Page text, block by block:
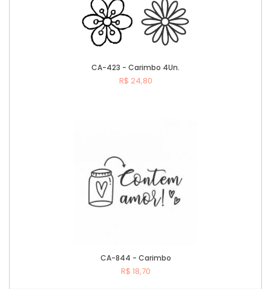
CA-423 - Carimbo 4Un.
R$ 24,80
CA-844 - Carimbo
R$ 18,70